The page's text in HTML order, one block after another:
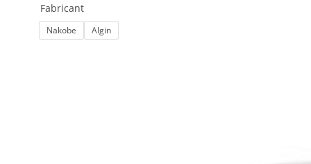
Fabricant
Nakobe Algin